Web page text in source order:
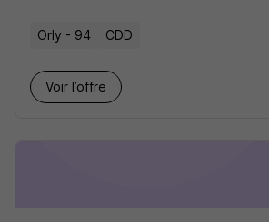
Orly - 94 CDD
Voir l’offre